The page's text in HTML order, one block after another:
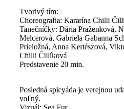
Tvorivý tím:
Choreografia: Kararína Chilli
Tanečníčky: Dária Praženková,
Melcerová, Gabriela Gabanna
Prieložná, Anna Kertészová,
Chilli Čillíková
Predstavenie 20 min.
Posledná spicyáda je verejnou
voľný.